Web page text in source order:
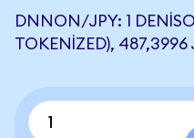
DNNON/JPY: 1
TOKENIZED), 487,3996